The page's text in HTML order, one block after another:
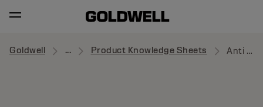
Goldwell ... Product Knowledge Sheets Anti Hair-Loss Shampoo